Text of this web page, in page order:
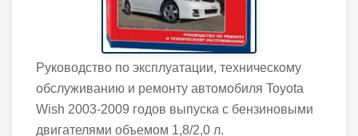
Руководство по эксплуатации, техническому
обслуживанию и ремонту автомобиля Toyota
Wish 2003-2009 годов выпуска с бензиновыми
двигателями объемом 1,8/2,0 л.